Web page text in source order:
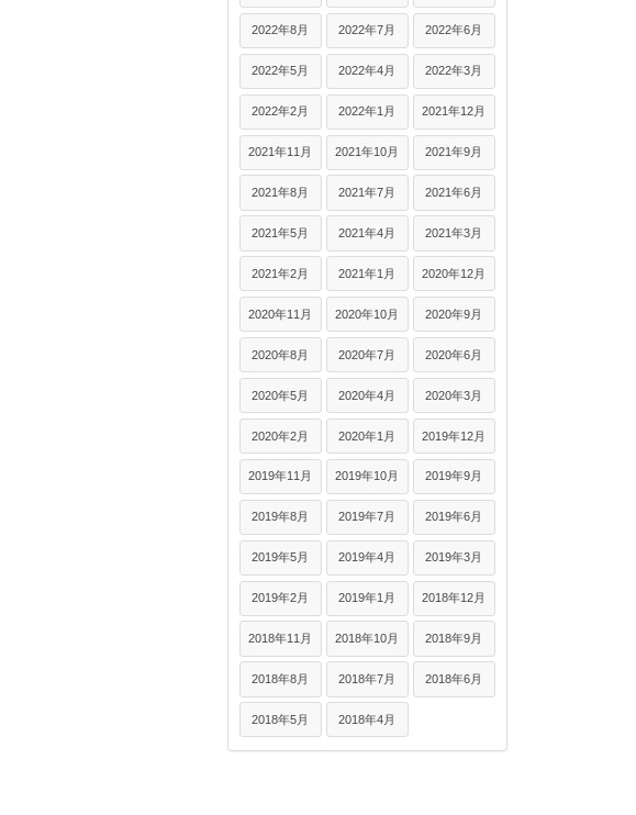
2022年8月 2022年7月 2022年6月
2022年5月 2022年4月 2022年3月
2022年2月 2022年1月 2021年12月
2021年11月 2021年10月 2021年9月
2021年8月 2021年7月 2021年6月
2021年5月 2021年4月 2021年3月
2021年2月 2021年1月 2020年12月
2020年11月 2020年10月 2020年9月
2020年8月 2020年7月 2020年6月
2020年5月 2020年4月 2020年3月
2020年2月 2020年1月 2019年12月
2019年11月 2019年10月 2019年9月
2019年8月 2019年7月 2019年6月
2019年5月 2019年4月 2019年3月
2019年2月 2019年1月 2018年12月
2018年11月 2018年10月 2018年9月
2018年8月 2018年7月 2018年6月
2018年5月 2018年4月